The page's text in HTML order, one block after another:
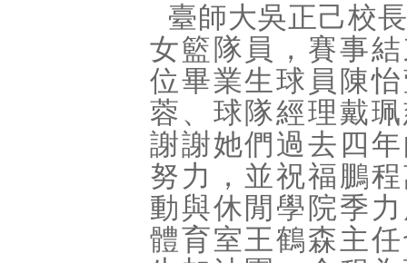
臺師大吳正己校
女籃隊員，賽事
位畢業生球員陳
蓉、球隊經理戴
謝謝她們過去四
努力，並祝福鵬
動與休閒學院季
體育室王鶴森主